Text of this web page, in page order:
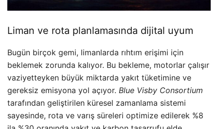
Liman ve rota planlamasında dijital uyum
Bugün birçok gemi, limanlarda rıhtım erişimi için
beklemek zorunda kalıyor. Bu bekleme, motorlar çalışır
vaziyetteyken büyük miktarda yakıt tüketimine ve
gereksiz emisyona yol açıyor. Blue Visby Consortium
tarafından geliştirilen küresel zamanlama sistemi
sayesinde, rota ve varış süreleri optimize edilerek %8